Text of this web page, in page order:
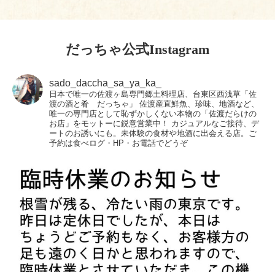
だっちゃ公式Instagram
sado_daccha_sa_ya_ka_
日本で唯一の佐渡ヶ島専門郷土料理店、台東区西浅草「佐
渡の酒と肴 だっちゃ」
佐渡産直鮮魚、珍味、地酒など、
唯一の専門店として恥ずかしくない本物の「佐渡だらけの
お店」をモットーに鋭意営業中！
カジュアルなご接待、デ
ートのお誘いにも。未体験の食材や地酒に出会える店。ご
予約は食べログ・HP・お電話でどうぞ